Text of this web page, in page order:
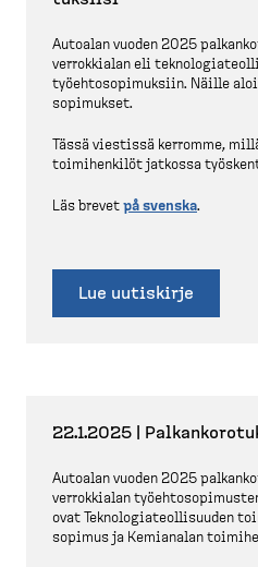
Autoalan vuoden 2025
verrok­kialan eli
työehto­so­pi­muksiin. Näille
sopimukset.
Tässä viestissä kerromme,
toimihenkilöt jatkossa
Läs brevet på svenska.
Lue uutiskirje
22.1.2025 |
Autoalan vuoden 2025
verrok­kialan
ovat Teknolo­gia­teol­li­suuden
sopimus ja Kemianalan